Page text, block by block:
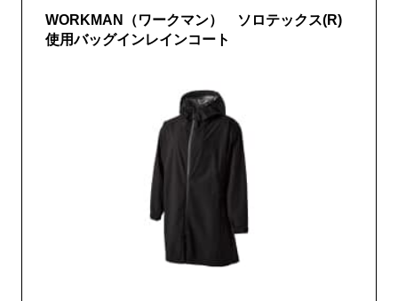
WORKMAN（ワークマン） ソロテックス(R)
使用バッグインレインコート